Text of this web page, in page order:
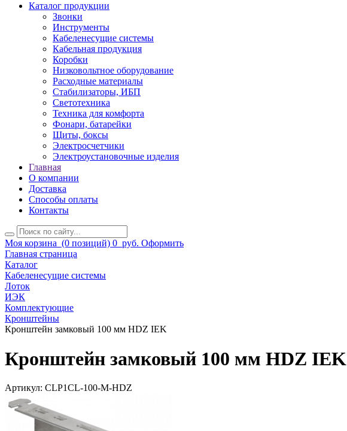
Каталог продукции
Звонки
Инструменты
Кабеленесущие системы
Кабельная продукция
Коробки
Низковольтное оборудование
Расходные материалы
Стабилизаторы, ИБП
Светотехника
Техника для комфорта
Фонари, батарейки
Щиты, боксы
Электросчетчики
Электроустановочные изделия
Главная
О компании
Доставка
Способы оплаты
Контакты
Моя корзина (0 позиций) 0 руб. Оформить
Главная страница
Каталог
Кабеленесущие системы
Лоток
ИЭК
Комплектующие
Кронштейны
Кронштейн замковый 100 мм HDZ IEK
Кронштейн замковый 100 мм HDZ IEK
Артикул: CLP1CL-100-M-HDZ